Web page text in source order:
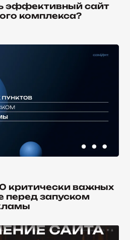
эффективный сайт
комплекса?
критически важных
перед запуском